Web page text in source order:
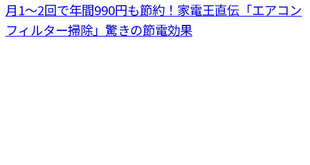
月1〜2回で年間990円も節約！家電王直伝「エアコン
フィルター掃除」驚きの節電効果